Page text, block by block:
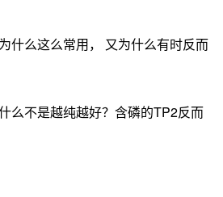
什么这么常用， 又为什么有时反而
么不是越纯越好？含磷的TP2反而